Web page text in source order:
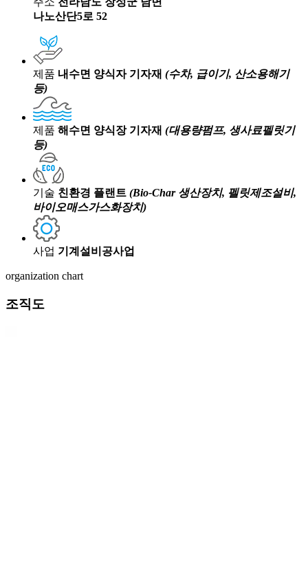
나노산단5로 52
제품 내수면 양식자 기자재 (수차, 급이기, 산소용해기
등)
제품 해수면 양식장 기자재 (대용량펌프, 생사료펠릿기
등)
기술 친환경 플랜트 (Bio-Char 생산장치, 펠릿제조설비,
바이오매스가스화장치)
사업 기계설비공사업
organization chart
조직도